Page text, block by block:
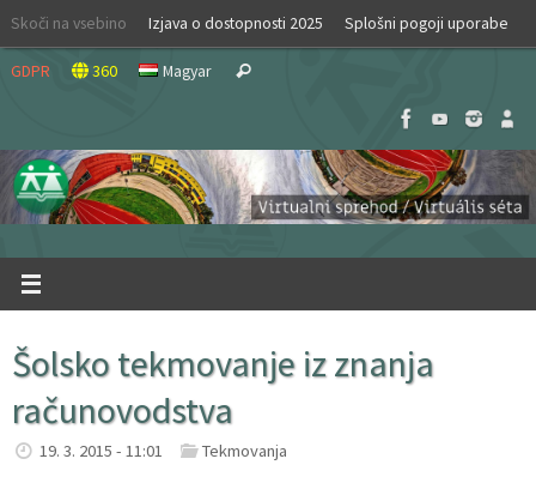
Skip
content
Skoči na vsebino Izjava o dostopnosti 2025 Splošni pogoji uporabe
GDPR 360 Magyar Search
Šolsko tekmovanje iz znanja
računovodstva
19. 3. 2015 - 11:01 Tekmovanja